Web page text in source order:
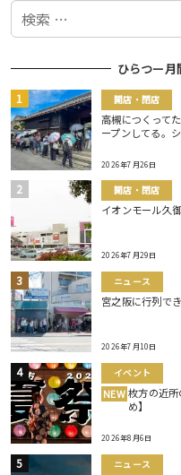
検
ひらつー
開店・閉店
高槻につくって
ープンしてる。
2026年7月26日
開店・閉店
イオンモール久
2026年7月29日
ニュース
宮之阪に行列で
2026年7月10日
イベント
NEW 枚方の近
め】
2026年8月6日
ニュース